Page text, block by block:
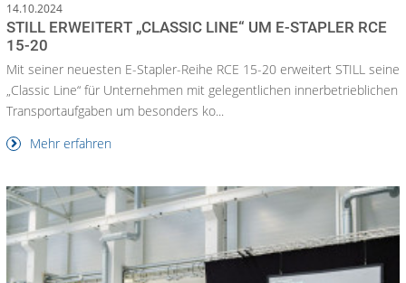
14.10.2024
STILL ERWEITERT „CLASSIC LINE“ UM E-STAPLER RCE
15-20
Mit seiner neuesten E-Stapler-Reihe RCE 15-20 erweitert STILL seine
„Classic Line“ für Unternehmen mit gelegentlichen innerbetrieblichen
Transportaufgaben um besonders ko...
Mehr erfahren